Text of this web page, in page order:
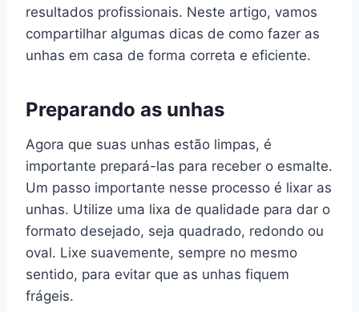
resultados profissionais. Neste artigo, vamos
compartilhar algumas dicas de como fazer as
unhas em casa de forma correta e eficiente.
Preparando as unhas
Agora que suas unhas estão limpas, é
importante prepará-las para receber o esmalte.
Um passo importante nesse processo é lixar as
unhas. Utilize uma lixa de qualidade para dar o
formato desejado, seja quadrado, redondo ou
oval. Lixe suavemente, sempre no mesmo
sentido, para evitar que as unhas fiquem
frágeis.